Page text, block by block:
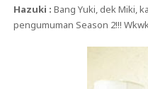
Hazuki : Bang Yuki, dek Miki,
pengumuman Season 2!!!